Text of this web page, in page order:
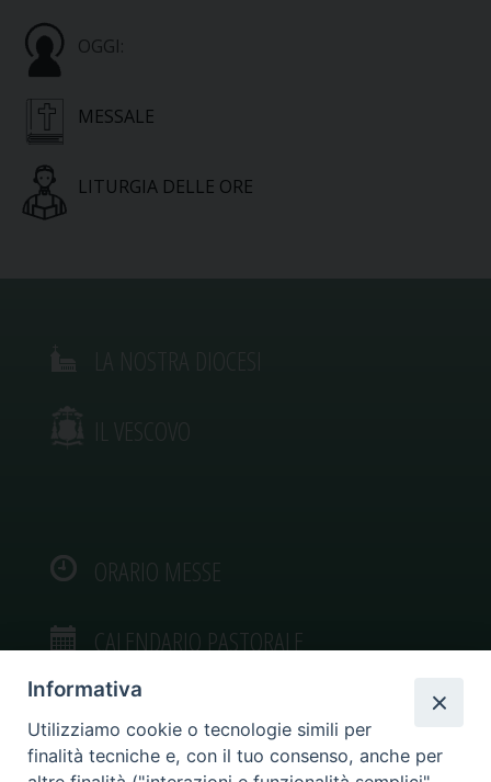
OGGI:
MESSALE
LITURGIA DELLE ORE
IL VESCOVO
ORARIO MESSE
CALENDARIO PASTORALE
Informativa
Utilizziamo cookie o tecnologie simili per
finalità tecniche e, con il tuo consenso, anche per